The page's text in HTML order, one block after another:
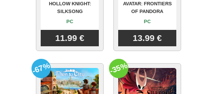
HOLLOW KNIGHT:
SILKSONG
PC
11.99 €
AVATAR: FRONTIERS
OF PANDORA
PC
13.99 €
-67% -35%